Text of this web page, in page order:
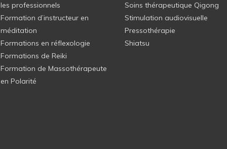
les professionnels
Formation d’instructeur en
méditation
Formations en réflexologie
Formations de Reiki
Formation de Massothérapeute
en Polarité
Soins thérapeutique Qigong
Stimulation audiovisuelle
Pressothérapie
Shiatsu